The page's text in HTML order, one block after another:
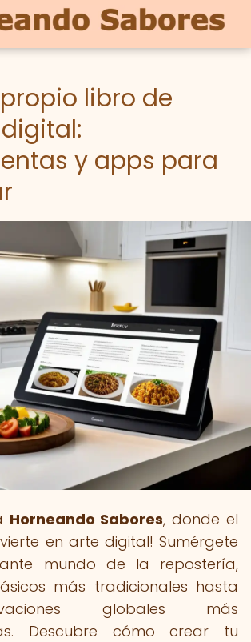
libro de
y apps para
Horneando Sabores, donde el
en arte digital! Sumérgete
mundo de la repostería,
más tradicionales hasta
globales más
Descubre cómo crear tu